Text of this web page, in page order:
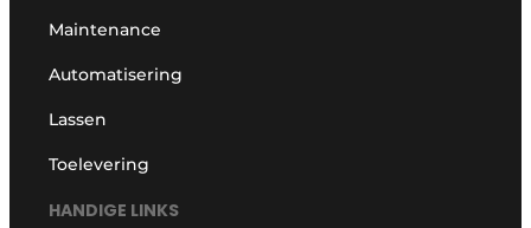
Maintenance
Automatisering
Lassen
Toelevering
HANDIGE LINKS